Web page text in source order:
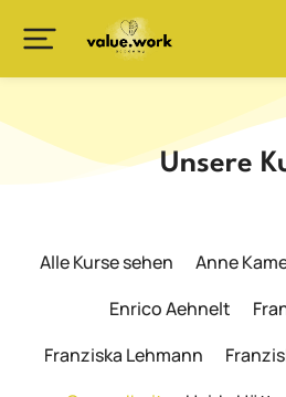
Unsere
Alle Kurse sehen Anne
Enrico Aehnelt
Franziska Lehmann